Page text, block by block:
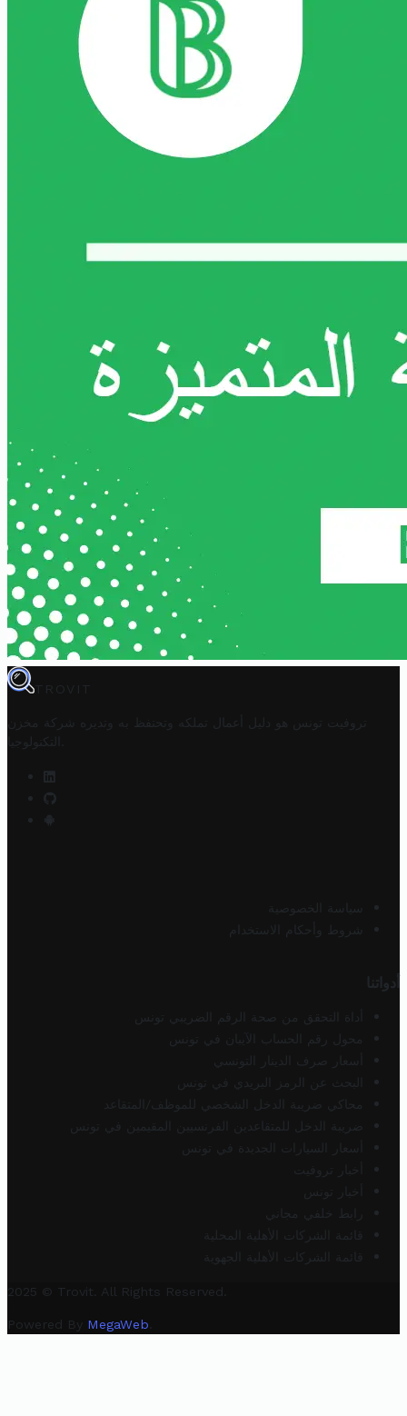
TROVIT
تروفيت تونس هو دليل أعمال تملكه وتحتفظ به وتديره
شركة مخزن
التكنولوجيا
سياسة الخصوصية
شروط وأحكام الاستخدام
أدواتنا
أداة التحقق من صحة الرقم الضريبي تونس
محول رقم الحساب الآيبان في تونس
أسعار صرف الدينار التونسي
البحث عن الرمز البريدي في تونس
محاكي ضريبة الدخل الشخصي للموظف/المتقاعد
ضريبة الدخل للمتقاعدين الفرنسيين المقيمين في تونس
أسعار السيارات الجديدة في تونس
أخبار تروفيت
أخبار تونس
رابط خلفي مجاني
قائمة الشركات الأهلية المحلية
قائمة الشركات الأهلية الجهوية
2025 © Trovit. All Rights Reserved.
Powered By MegaWeb